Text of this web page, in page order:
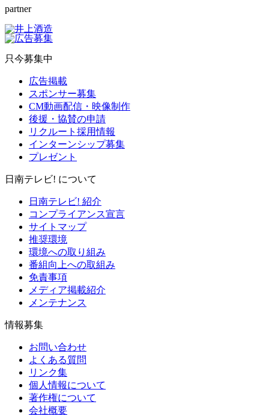
partner
只今募集中
広告掲載
スポンサー募集
CM動画配信・映像制作
後援・協賛の申請
リクルート採用情報
インターンシップ募集
プレゼント
日南テレビ! について
日南テレビ! 紹介
コンプライアンス宣言
サイトマップ
推奨環境
環境への取り組み
番組向上への取組み
免責事項
メディア掲載紹介
メンテナンス
情報募集
お問い合わせ
よくある質問
リンク集
個人情報について
著作権について
会社概要